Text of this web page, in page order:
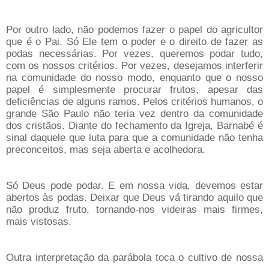
Por outro lado, não podemos fazer o papel do agricultor
que é o Pai. Só Ele tem o poder e o direito de fazer as
podas necessárias. Por vezes, queremos podar tudo,
com os nossos critérios. Por vezes, desejamos interferir
na comunidade do nosso modo, enquanto que o nosso
papel é simplesmente procurar frutos, apesar das
deficiências de alguns ramos. Pelos critérios humanos, o
grande São Paulo não teria vez dentro da comunidade
dos cristãos. Diante do fechamento da Igreja, Barnabé é
sinal daquele que luta para que a comunidade não tenha
preconceitos, mas seja aberta e acolhedora.
Só Deus pode podar. E em nossa vida, devemos estar
abertos às podas. Deixar que Deus vá tirando aquilo que
não produz fruto, tornando-nos videiras mais firmes,
mais vistosas.
Outra interpretação da parábola toca o cultivo de nossa